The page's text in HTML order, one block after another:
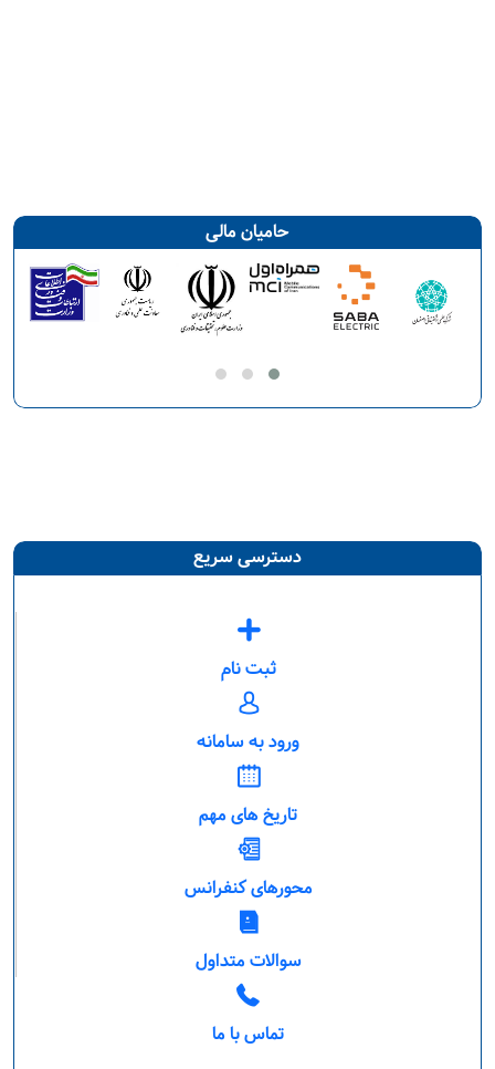
حامیان مالی
دسترسی سریع
ثبت نام
ورود به سامانه
تاریخ های مهم
محورهای کنفرانس
سوالات متداول
تماس با ما